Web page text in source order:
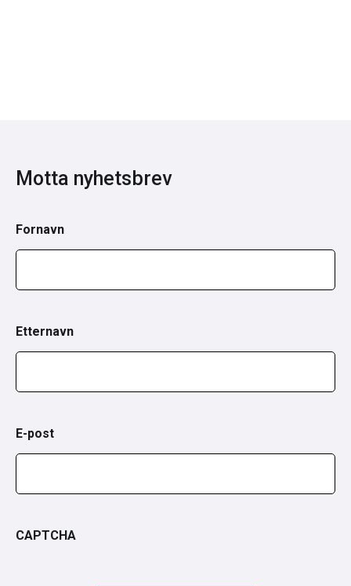
Motta nyhetsbrev
Fornavn
Etternavn
E-post
CAPTCHA